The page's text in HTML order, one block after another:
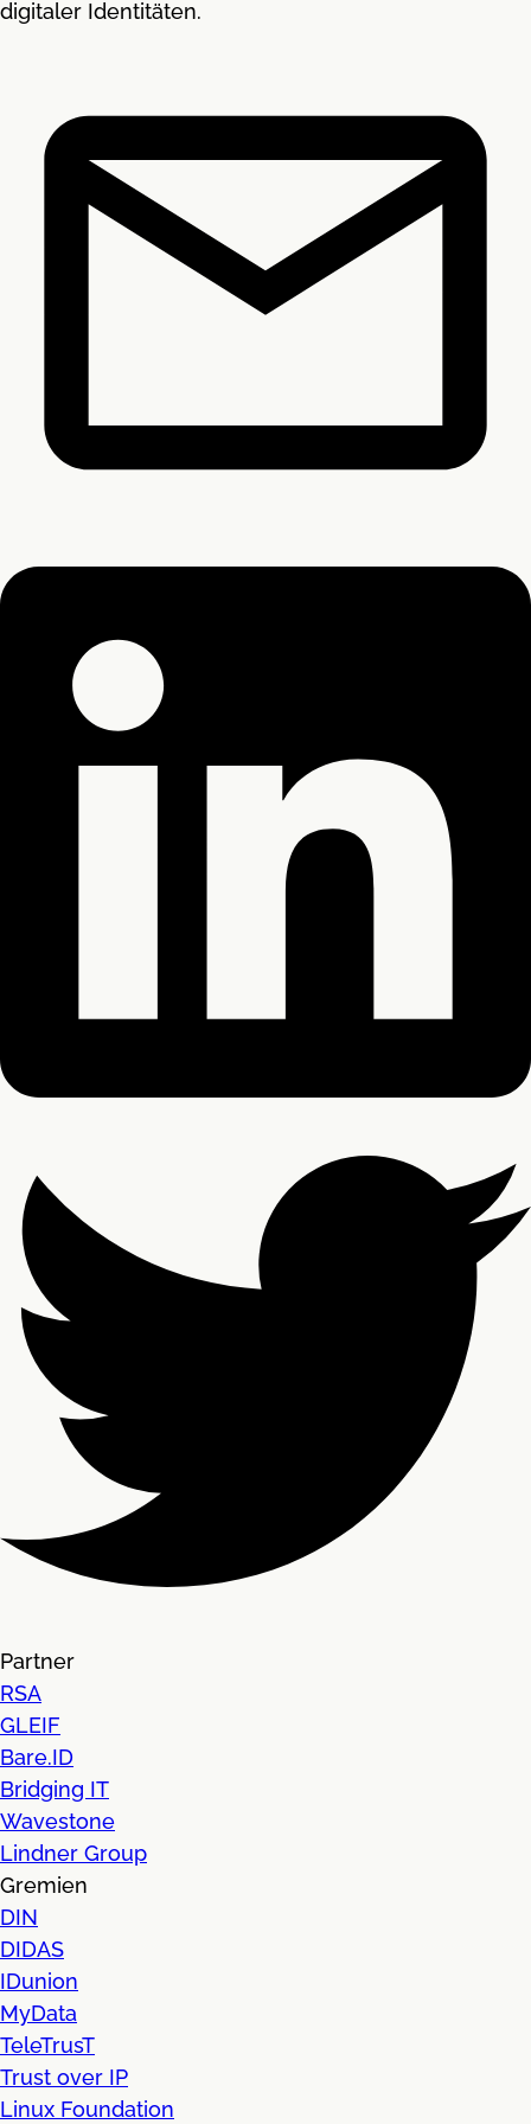
digitaler Identitäten.
Partner
RSA
GLEIF
Bare.ID
Bridging IT
Wavestone
Lindner Group
Gremien
DIN
DIDAS
IDunion
MyData
TeleTrusT
Trust over IP
Linux Foundation